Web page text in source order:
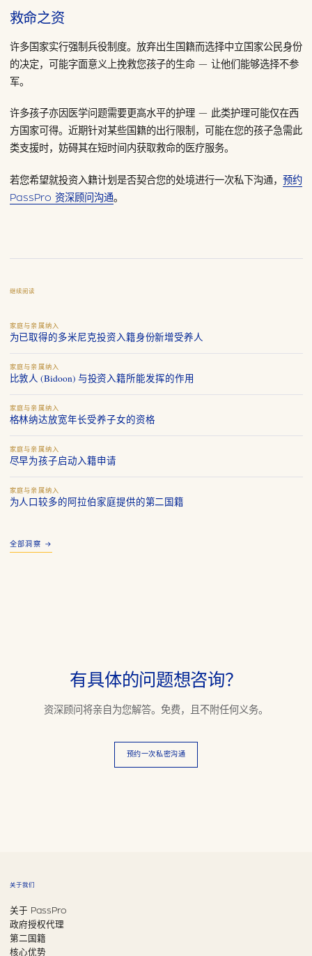
救命之资
许多国家实行强制兵役制度。放弃出生国籍而选择中立国家公民身份
的决定，可能字面意义上挽救您孩子的生命 — 让他们能够选择不参
军。
许多孩子亦因医学问题需要更高水平的护理 — 此类护理可能仅在西
方国家可得。近期针对某些国籍的出行限制，可能在您的孩子急需此
类支援时，妨碍其在短时间内获取救命的医疗服务。
若您希望就投资入籍计划是否契合您的处境进行一次私下沟通， 预约
PassPro 资深顾问沟通。
继续阅读
家庭与亲属纳入
为已取得的多米尼克投资入籍身份新增受养人
家庭与亲属纳入
比敦人 (Bidoon) 与投资入籍所能发挥的作用
家庭与亲属纳入
格林纳达放宽年长受养子女的资格
家庭与亲属纳入
尽早为孩子启动入籍申请
家庭与亲属纳入
为人口较多的阿拉伯家庭提供的第二国籍
全部洞察 →
有具体的问题想咨询？
资深顾问将亲自为您解答。免费，且不附任何义务。
预约一次私密沟通
关于我们
关于 PassPro
政府授权代理
第二国籍
核心优势